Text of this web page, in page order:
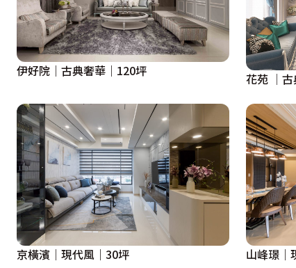
伊好院｜古典奢華｜120坪 花苑 │古
京橫濱｜現代風｜30坪 山峰璟｜